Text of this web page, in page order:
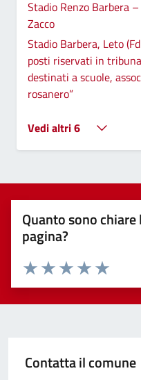
Stadio Renzo Barbera
Zacco
Stadio Barbera, Leto
posti riservati in
destinati a scuole,
rosanero”
Vedi altri 6
Quanto sono
pagina?
Valuta 5
Valuta 4
Valuta 3 stelle su
Valuta 2 stelle su 5
Valuta 1 stelle su 5
Contatta il comune